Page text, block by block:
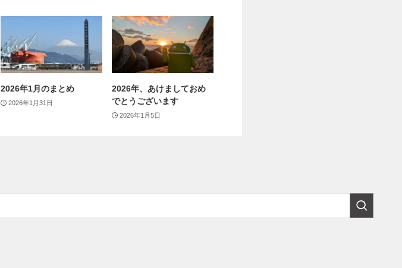
2026年1月のまとめ
2026年1月31日
2026年、あけましておめ
でとうございます
2026年1月5日